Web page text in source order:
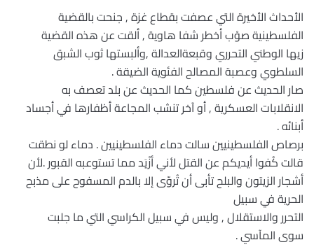
الأحداث الأخيرة التي عصفت بقطاع غزة , جنحت بالقضية
الفلسطينية صوْب أخطر شفا هاوية , ألقت عن هذه القضية
زيها الوطني التحرري وقبعةالعدالة ,وألبستها ثوب الشبق
السلطوي وعصبة المصالح الفئوية الضيقة .
صار الحديث عن فلسطين كما الحديث عن بلد تعصف به
الانقلابات العسكرية , أو آخر تنشب المجاعة أظفارها في أجساد
أبنائه .
برصاص الفلسطينيين سالت دماء الفلسطينيين . دماء لو نطقت
قالت كُفوا أيديكم عن القتل لأني أزْيَد مما تستوعبه القبور .لأن
أشجار الزيتون والبلح تأبى أن تُروّى إلا بالدم المسفوح على مذبح
الحرية في سبيل
التحرر والاستقلال , وليس في سبيل الكراسي التي ما جلبت
سوى المآسي .